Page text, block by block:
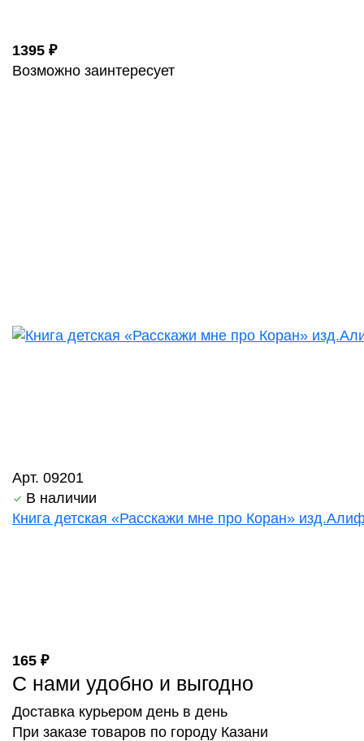
1395 ₽
Возможно заинтересует
Арт. 09201
В наличии
Книга детская «Расскажи мне про Коран»
165 ₽
С нами удобно и выгодно
Доставка курьером день в день
При заказе товаров по городу Казани